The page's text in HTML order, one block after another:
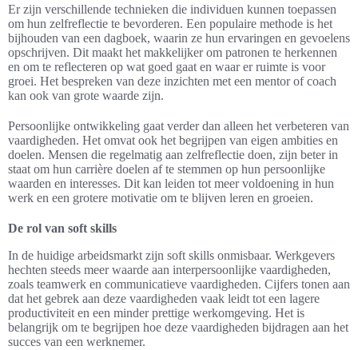
Er zijn verschillende technieken die individuen kunnen toepassen
om hun zelfreflectie te bevorderen. Een populaire methode is het
bijhouden van een dagboek, waarin ze hun ervaringen en gevoelens
opschrijven. Dit maakt het makkelijker om patronen te herkennen
en om te reflecteren op wat goed gaat en waar er ruimte is voor
groei. Het bespreken van deze inzichten met een mentor of coach
kan ook van grote waarde zijn.
Persoonlijke ontwikkeling gaat verder dan alleen het verbeteren van
vaardigheden. Het omvat ook het begrijpen van eigen ambities en
doelen. Mensen die regelmatig aan zelfreflectie doen, zijn beter in
staat om hun carrière doelen af te stemmen op hun persoonlijke
waarden en interesses. Dit kan leiden tot meer voldoening in hun
werk en een grotere motivatie om te blijven leren en groeien.
De rol van soft skills
In de huidige arbeidsmarkt zijn soft skills onmisbaar. Werkgevers
hechten steeds meer waarde aan interpersoonlijke vaardigheden,
zoals teamwerk en communicatieve vaardigheden. Cijfers tonen aan
dat het gebrek aan deze vaardigheden vaak leidt tot een lagere
productiviteit en een minder prettige werkomgeving. Het is
belangrijk om te begrijpen hoe deze vaardigheden bijdragen aan het
succes van een werknemer.